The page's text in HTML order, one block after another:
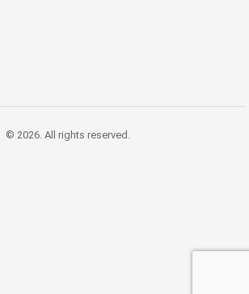
© 2026. All rights reserved.